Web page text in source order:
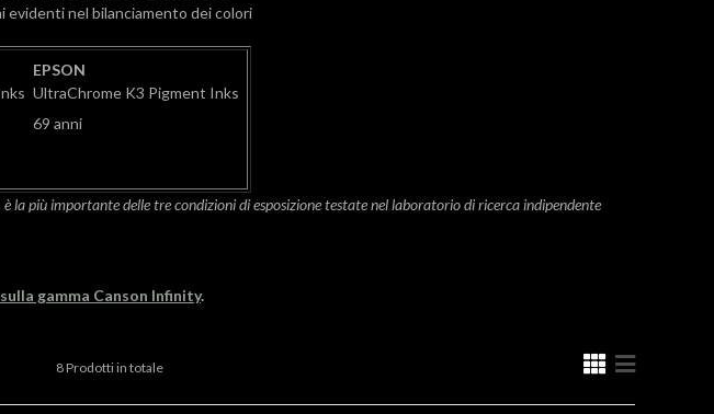
evidenti nel bilanciamento dei colori
EPSON
UltraChrome K3 Pigment Inks
69 anni
la più importante delle tre condizioni di esposizione testate nel laboratorio di ricerca indipendente
gamma Canson Infinity.
8 Prodotti in totale